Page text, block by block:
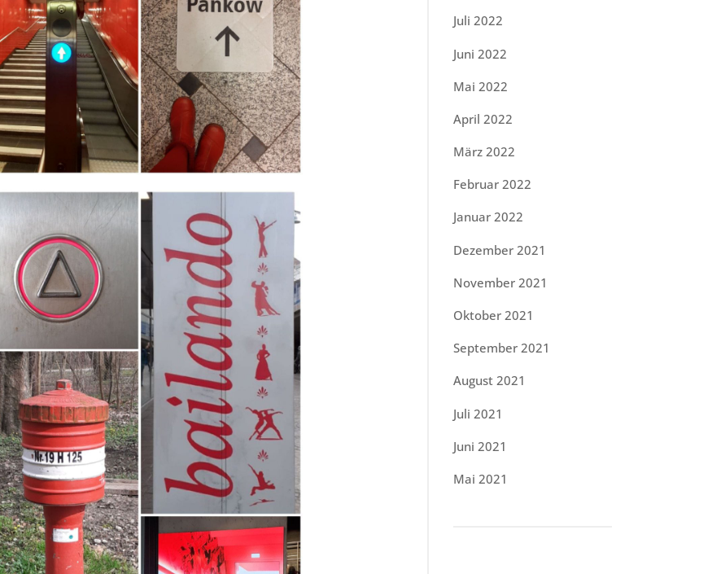
Juli 2022
Juni 2022
Mai 2022
April 2022
März 2022
Februar 2022
Januar 2022
Dezember 2021
November 2021
Oktober 2021
September 2021
August 2021
Juli 2021
Juni 2021
Mai 2021